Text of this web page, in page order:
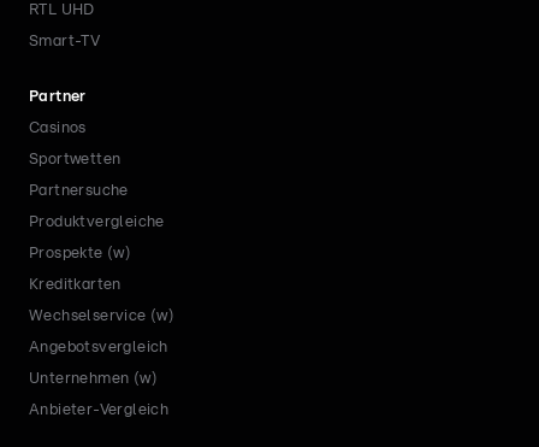
RTL UHD
Smart-TV
Partner
Casinos
Sportwetten
Partnersuche
Produktvergleiche
Prospekte (w)
Kreditkarten
Wechselservice (w)
Angebotsvergleich
Unternehmen (w)
Anbieter-Vergleich